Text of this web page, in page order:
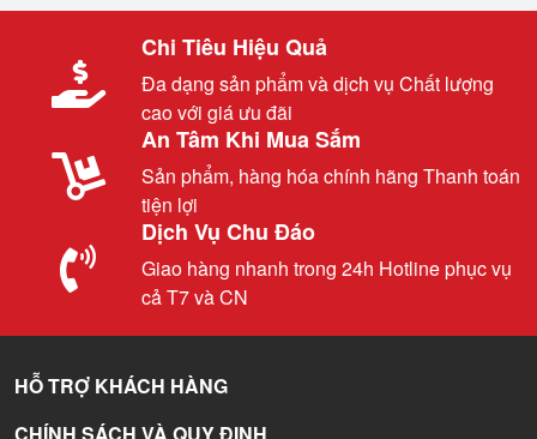
Chi Tiêu Hiệu Quả
Đa dạng sản phẩm và dịch vụ Chất lượng
cao với giá ưu đãi
An Tâm Khi Mua Sắm
Sản phẩm, hàng hóa chính hãng Thanh toán
tiện lợi
Dịch Vụ Chu Đáo
Giao hàng nhanh trong 24h Hotline phục vụ
cả T7 và CN
HỖ TRỢ KHÁCH HÀNG